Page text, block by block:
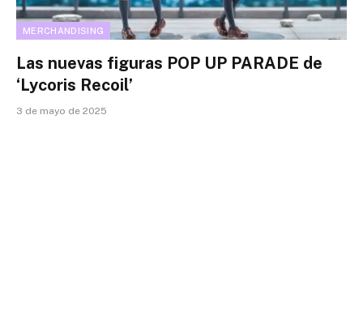
MERCHANDISING
Las nuevas figuras POP UP PARADE de
‘Lycoris Recoil’
3 de mayo de 2025